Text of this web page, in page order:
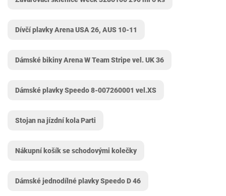
Dívčí plavky Arena USA 26, AUS 10-11
Dámské bikiny Arena W Team Stripe vel. UK 36
Dámské plavky Speedo 8-007260001 vel.XS
Stojan na jízdní kola Parti
Nákupní košík se schodovými kolečky
Dámské jednodílné plavky Speedo D 46